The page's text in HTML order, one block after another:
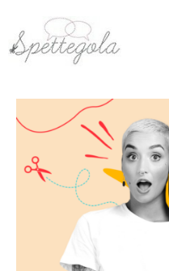
contenuto